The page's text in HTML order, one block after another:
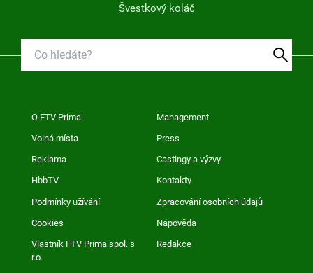
Švestkový koláč
O FTV Prima Management
Volná místa Press
Reklama Castingy a výzvy
HbbTV Kontakty
Podmínky užívání Zpracování osobních údajů
Cookies Nápověda
Vlastník FTV Prima spol. s
r.o.
Redakce